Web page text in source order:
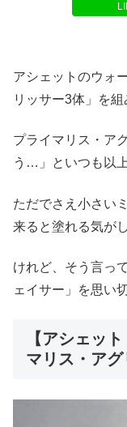
アシェットのウォ
リッサー3体」を組
プライマリス・ア
う…」といつも以
ただでさえ小さい
来ると塗れる気が
けれど、そう言っ
ェイサー」を思い
【アシェッ
マリス・ア